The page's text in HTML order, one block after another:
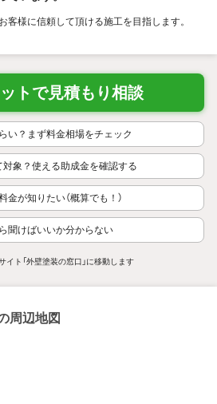
客様に信頼して頂ける施工を目指します。
トで見積もり相談
い？まず料金相場をチェック
対象？使える助成金を確認する
金が知りたい（概算でも！）
聞けばいいか分からない
ト「外壁塗装の窓口」に移動します
周辺地図